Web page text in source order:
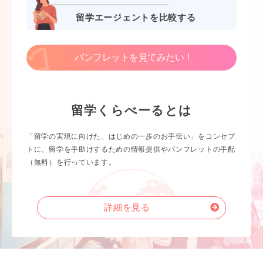
留学エージェントを比較する
パンフレットを見てみたい！
留学くらべーるとは
「留学の実現に向けた、はじめの一歩のお手伝い」をコンセプ
トに、留学を手助けするための情報提供やパンフレットの手配
（無料）を行っています。
詳細を見る